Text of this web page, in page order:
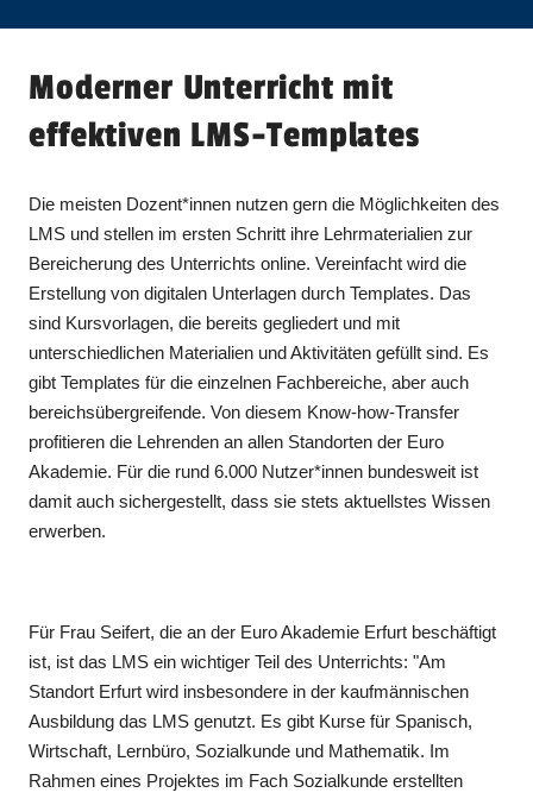
Moderner Unterricht mit
effektiven LMS-Templates
Die meisten Dozent*innen nutzen gern die Möglichkeiten des
LMS und stellen im ersten Schritt ihre Lehrmaterialien zur
Bereicherung des Unterrichts online. Vereinfacht wird die
Erstellung von digitalen Unterlagen durch Templates. Das
sind Kursvorlagen, die bereits gegliedert und mit
unterschiedlichen Materialien und Aktivitäten gefüllt sind. Es
gibt Templates für die einzelnen Fachbereiche, aber auch
bereichsübergreifende. Von diesem Know-how-Transfer
profitieren die Lehrenden an allen Standorten der Euro
Akademie. Für die rund 6.000 Nutzer*innen bundesweit ist
damit auch sichergestellt, dass sie stets aktuellstes Wissen
erwerben.
Für Frau Seifert, die an der Euro Akademie Erfurt beschäftigt
ist, ist das LMS ein wichtiger Teil des Unterrichts: "Am
Standort Erfurt wird insbesondere in der kaufmännischen
Ausbildung das LMS genutzt. Es gibt Kurse für Spanisch,
Wirtschaft, Lernbüro, Sozialkunde und Mathematik. Im
Rahmen eines Projektes im Fach Sozialkunde erstellten